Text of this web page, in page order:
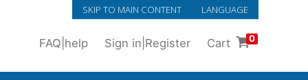
SKIP TO MAIN CONTENT LANGUAGE
FAQ help Sign in Register Cart 0